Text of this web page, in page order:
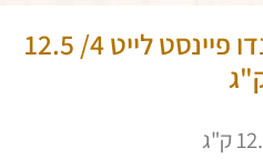
בלקנדו פיינסט לייט 4/ 12.5